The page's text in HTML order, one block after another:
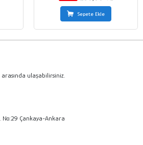
Sepete Ekle
ulaşabilirsiniz.
No:29 Çankaya-Ankara